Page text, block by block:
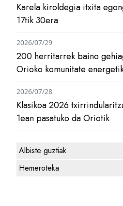
Karela kiroldegia itxita
17tik 30era
200 herritarrek baino
Orioko komunitate
2026/07/29
Klasikoa 2026
1ean pasatuko da Oriotik
2026/07/28
Albiste guztiak
Hemeroteka